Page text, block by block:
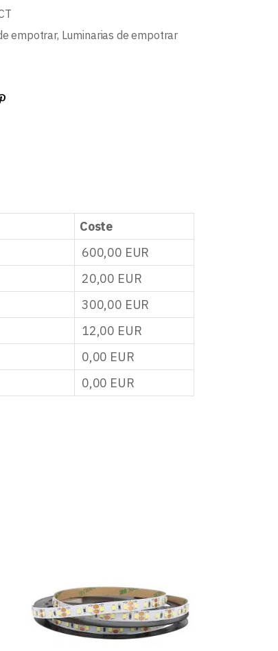
empotrar, Luminarias de empotrar
Coste
600,00 EUR
20,00 EUR
300,00 EUR
12,00 EUR
0,00 EUR
0,00 EUR